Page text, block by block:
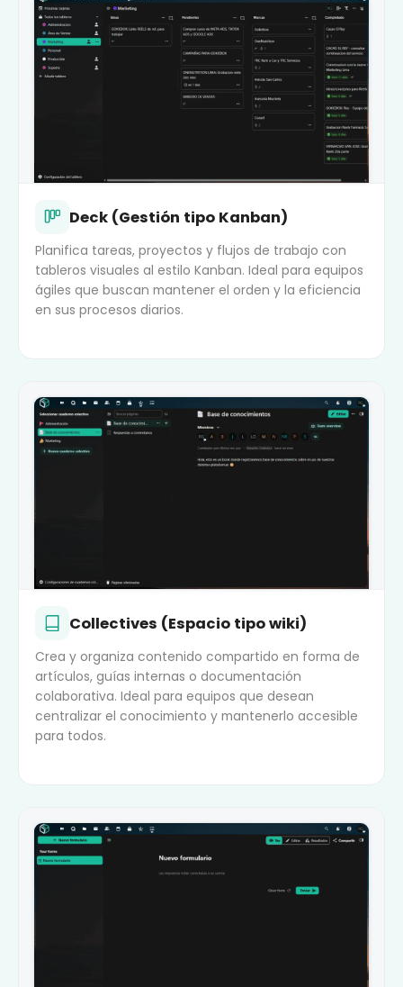
Deck (Gestión tipo Kanban)
Planifica tareas, proyectos y flujos de trabajo con
tableros visuales al estilo Kanban. Ideal para equipos
ágiles que buscan mantener el orden y la eficiencia
en sus procesos diarios.
Collectives (Espacio tipo wiki)
Crea y organiza contenido compartido en forma de
artículos, guías internas o documentación
colaborativa. Ideal para equipos que desean
centralizar el conocimiento y mantenerlo accesible
para todos.